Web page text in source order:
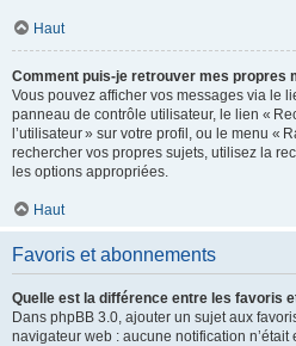
Haut
Comment puis-je retrouver mes propres
Vous pouvez afficher vos messages via le
panneau de contrôle utilisateur, le lien «
l’utilisateur » sur votre profil, ou le menu «
rechercher vos propres sujets, utilisez la
les options appropriées.
Haut
Favoris et abonnements
Quelle est la différence entre les favoris
Dans phpBB 3.0, ajouter un sujet aux
navigateur web : aucune notification n’était